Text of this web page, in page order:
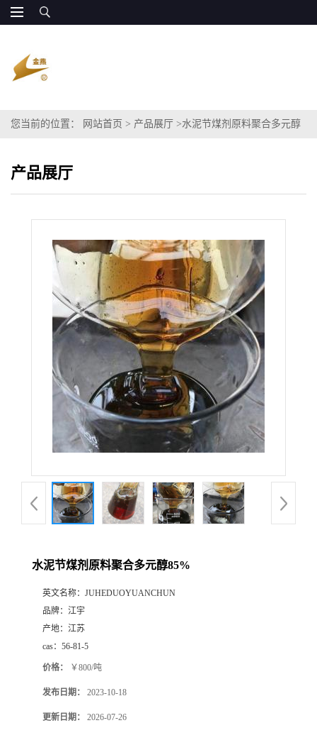
您当前的位置： 网站首页 > 产品展厅 >水泥节煤剂原料聚合多元醇
产品展厅
水泥节煤剂原料聚合多元醇85%
英文名称： JUHEDUOYUANCHUN
品牌： 江宇
产地： 江苏
cas： 56-81-5
价格： ￥800/吨
发布日期： 2023-10-18
更新日期： 2026-07-26